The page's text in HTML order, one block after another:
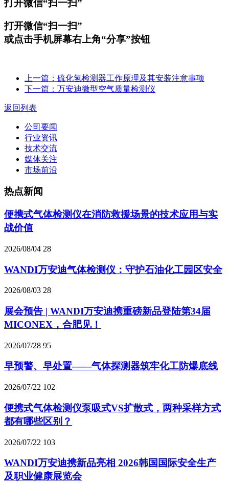
打开微信“扫一扫”
打开微信“扫一扫”
或点击手机屏幕右上角“分享”按钮
上一篇：硫化氢检测器工作原理及其安装注意事项
下一篇：万安迪微型空气质量检测仪
返回列表
公司要闻
行业资讯
技术交流
媒体关注
市场前沿
热点新闻
便携式气体检测仪在消防救援场景的技术应用与实
战价值
2026/08/04 28
WANDI万安迪气体检测仪：守护石油化工园区安全
2026/08/03 28
展会预告 | WANDI万安迪携重磅新品登陆第34届
MICONEX，合肥见！
2026/07/28 95
早预警、早处置——气体探测器筑牢化工防爆底线
2026/07/22 102
便携式气体检测仪泵吸式VS扩散式，两种采样方式
都有哪些区别？
2026/07/22 103
WANDI万安迪携新品亮相 2026韩国国际安全生产
及职业健康展览会